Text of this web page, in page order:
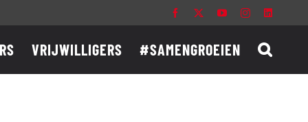
Facebook YouTubeInstagram
VRIJWILLIGERS #SAMENGROEIEN